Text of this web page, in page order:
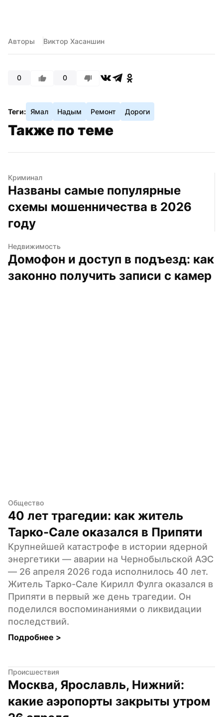
Авторы Виктор Хасаншин
0 0
Теги: Ямал Надым Ремонт Дороги
Также по теме
Криминал
Названы самые популярные
схемы мошенничества в 2026
году
Недвижимость
Домофон и доступ в подъезд: как
законно получить записи с камер
Общество
40 лет трагедии: как житель
Тарко-Сале оказался в Припяти
Крупнейшей катастрофе в истории ядерной
энергетики — аварии на Чернобыльской АЭС
— 26 апреля 2026 года исполнилось 40 лет.
Житель Тарко-Сале Кирилл Фулга оказался в
Припяти в первый же день трагедии. Он
поделился воспоминаниями о ликвидации
последствий.
Подробнее >
Происшествия
Москва, Ярославль, Нижний:
какие аэропорты закрыты утром